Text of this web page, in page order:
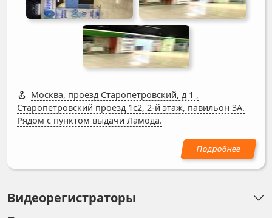
Москва, проезд Старопетровский, д 1 ,
Старопетровский проезд 1с2, 2-й этаж, павильон 3А.
Рядом с пунктом выдачи Ламода.
Видеорегистраторы